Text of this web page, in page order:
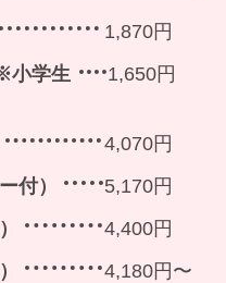
1,870円
小学生
1,650円
4,070円
付）
5,170円
4,400円
4,180円〜